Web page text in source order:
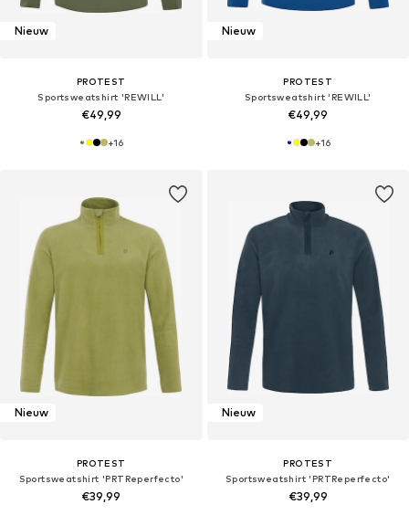
Nieuw
PROTEST
Sportsweatshirt 'REWILL'
€49,99
+16
Nieuw
PROTEST
Sportsweatshirt 'REWILL'
€49,99
+16
Nieuw
PROTEST
Sportsweatshirt 'PRTReperfecto'
€39,99
Nieuw
PROTEST
Sportsweatshirt 'PRTReperfecto'
€39,99